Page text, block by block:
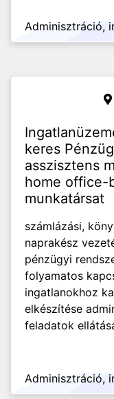
Adminisztráció,
keres
asszisztens
home office-
munkatársat
számlázási,
naprakész
pénzügyi
folyamatos
ingatlanokhoz
elkészítése
feladatok
Adminisztráció,